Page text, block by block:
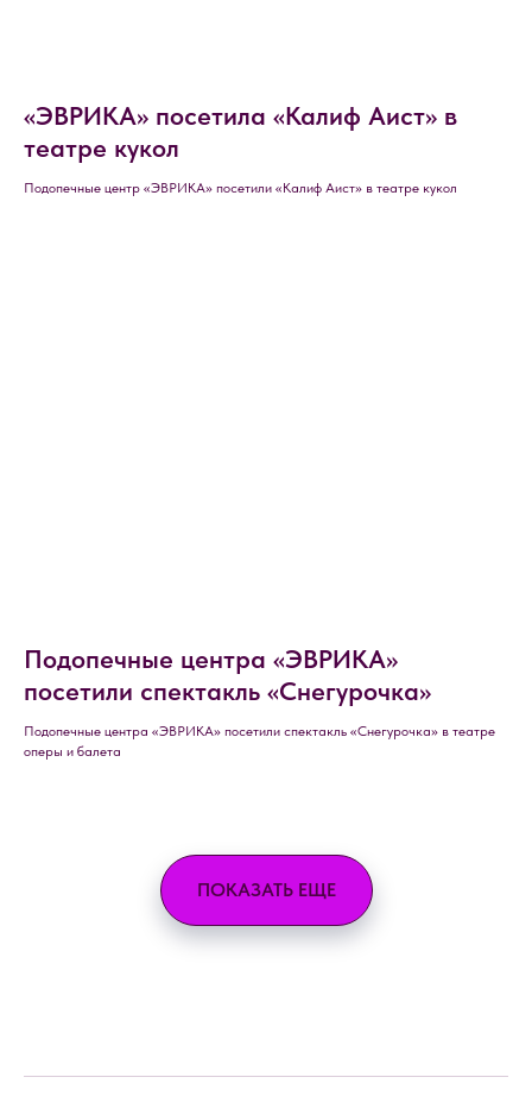
«ЭВРИКА» посетила «Калиф Аист» в
театре кукол
Подопечные центр «ЭВРИКА» посетили «Калиф Аист» в театре кукол
Подопечные центра «ЭВРИКА»
посетили спектакль «Снегурочка»
Подопечные центра «ЭВРИКА» посетили спектакль «Снегурочка» в театре
оперы и балета
ПОКАЗАТЬ ЕЩЕ